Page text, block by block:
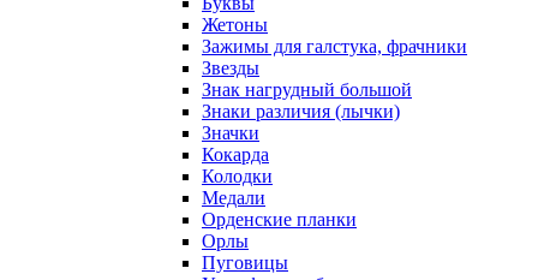
Жетоны
Зажимы для галстука, фрачники
Звезды
Знак нагрудный большой
Знаки различия (лычки)
Значки
Кокарда
Колодки
Медали
Орденские планки
Орлы
Пуговицы